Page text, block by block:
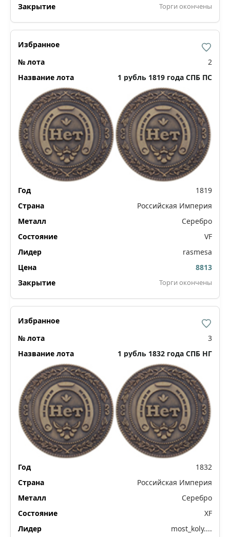
Торги окончены
2
1 рубль 1819 года СПБ ПС
1819
Российская Империя
Серебро
VF
rasmesa
8813
Торги окончены
3
1 рубль 1832 года СПБ НГ
1832
Российская Империя
Серебро
XF
most_koly....